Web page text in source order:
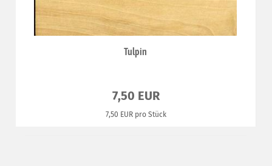
Tulpin
7,50 EUR
7,50 EUR pro Stück